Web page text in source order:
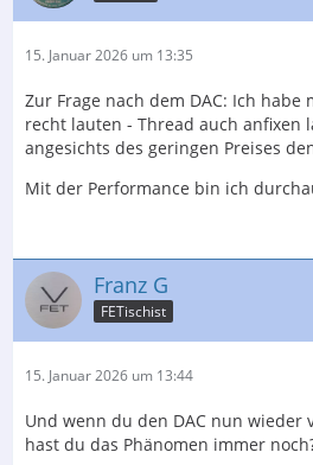
15. Januar 2026 um 13:35
Zur Frage nach dem DAC: Ich habe
recht lauten - Thread auch anfixen
angesichts des geringen Preises
Mit der Performance bin ich
Franz G
FETischist
15. Januar 2026 um 13:44
Und wenn du den DAC nun wieder
hast du das Phänomen immer